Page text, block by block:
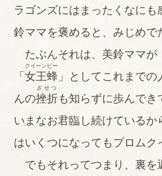
ラゴンズにはまったくなに
鈴ママを褒めると、みじめで
たぶんそれは、美鈴ママが
「女王蜂
クイーンビー
」としてこれまでの
んの挫折
ざせつ
も知らずに歩んで
いまなお君臨し続けている
はいくつになってもプロムク
でもそれってつまり、裏を